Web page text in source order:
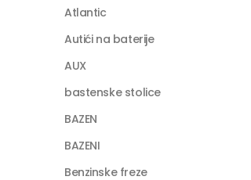
Atlantic
Autići na baterije
AUX
bastenske stolice
BAZEN
BAZENI
Benzinske freze